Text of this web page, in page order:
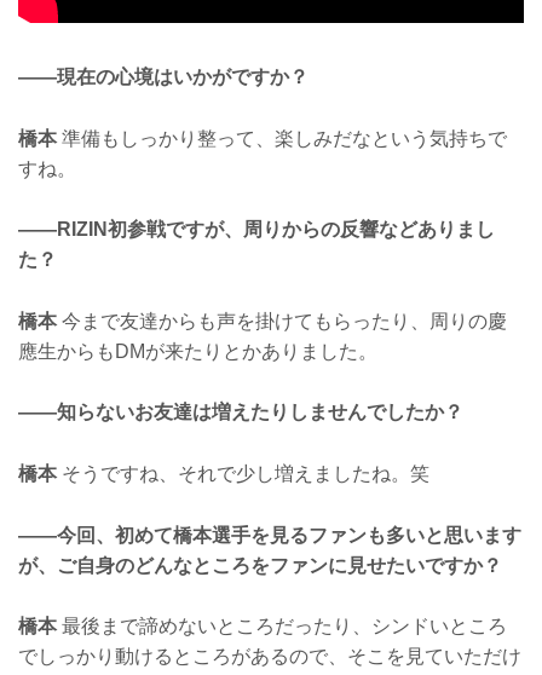
——現在の心境はいかがですか？
橋本準備もしっかり整って、楽しみだなという気持ちで
すね。
——RIZIN初参戦ですが、周りからの反響などありまし
た？
橋本今まで友達からも声を掛けてもらったり、周りの慶
應生からもDMが来たりとかありました。
——知らないお友達は増えたりしませんでしたか？
橋本そうですね、それで少し増えましたね。笑
——今回、初めて橋本選手を見るファンも多いと思います
が、ご自身のどんなところをファンに見せたいですか？
橋本最後まで諦めないところだったり、シンドいところ
でしっかり動けるところがあるので、そこを見ていただけ